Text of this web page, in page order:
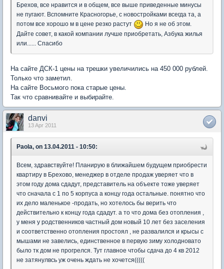
Брехов, все нравится и в общем, все выше приведенные минусы
не пугают. Вспомните Красногорье, с новостройками всегда та, а
потом все хорошо м в цене резко растут
Но я не об этом.
Дайте совет, в какой компании лучше приобретать, Азбука жилья
или...... Спасибо
На сайте ДСК-1 цены на трешки увеличились на 450 000 рублей.
Только что заметил.
На сайте Восьмого пока старые цены.
Так что сравнивайте и выбирайте.
danvi
13 Apr 2011
Paola, on 13.04.2011 - 10:50:
Всем, здравствуйте! Планирую в ближайшем будущем приобрести
квартиру в Брехово, менеджер в отделе продаж уверяет что в
этом году дома сдадут, представитель на объекте тоже уверяет
что сначала с 1 по 5 корпуса а концу года остальные. понятно что
их дело маленькое -продать, но хотелось бы верить что
действительно к концу года сдадут. а то что дома без отопления ,
у меня у родственников частный дом новый 10 лет без заселения
и соответственно отопления простоял , не развалился и крысы с
мышами не завелись, единственное в первую зиму холодновато
было тк дом не прогрелся. Тут главное чтобы сдача до 4 кв 2012
не затянулвсь уж очень ждать не хочется(((((